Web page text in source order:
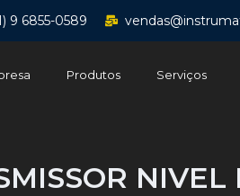
9 6855-0589
Produtos Serviços
NIVEL